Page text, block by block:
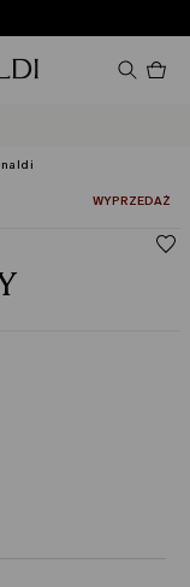
TERAZ
:WYPRZEDAŻ